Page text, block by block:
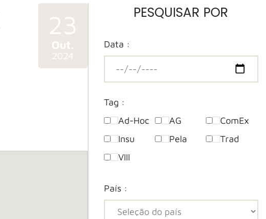
23
Out.
2024
PESQUISAR POR
Data :
Tag :
Ad-Hoc
AG
ComEx
Insu
Pela
Trad
VIII
País :